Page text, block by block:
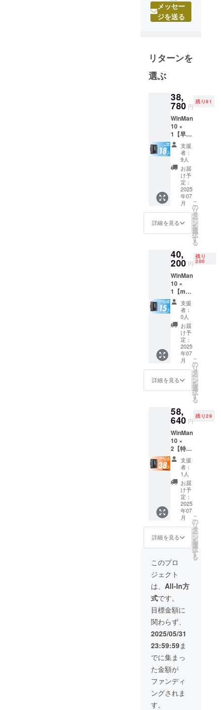
出身。10年
間メーカー
ち、2020年
に独立し、
「本当に良
誠実に届け
る」を信条
にコージー
合同会社を
立ち上げま
した。
日々、海外
メーカーと
のやり取り
や商品企画
を行いなが
ら、自社商
品や海外製
品の魅力
皆さんに
しっかりと
伝えること
を目指して
います。
メッセー
ジを送る
リターンを
選ぶ
38,
780 円
残り91
WinMan
10 ×
1【早割
18％OF
F】100
名限定
一般販
売予定
価格
47,300
円 →
38,780
円
（税・
送料
込）
容】
■WinMa
n10本体
× 1 ■リ
モコン
× 1 ■ク
リーニ
ングク
ロス × 4
■注水ボ
トル × 1
■ロープ
× 1 ■電
源アダ
プター
× 1 ■日
本語説
明書 × 1
※デザイ
様は変
更にな
る可能
性もご
ざいま
す。ご
了承く
ださ
い。 ※
割引率
は一般
販売予
定価格
に送料
を含む
合計金
額に対
す。 ※
状況、
使用部
材の供
給状
況、製
造工程
上の都
合等に
荷時期
が遅れ
る場合
があり
ます。
支援
者：
9人
お届
け予
定：
2025
年07
月
詳細を見る
こ
の
リ
タ
ー
ン
を
選
択
す
る
40,
200 円
残り
200
WinMan
10 ×
1【mac
hi-ya割
15％OF
F】200
名限定
一般販
売予定
価格
47,300
円 →
40,200
円
（税・
送料
【内
容】
■WinMa
n10本体
× 1 ■リ
モコン
× 1 ■ク
リーニ
ングク
ロス × 4
■注水ボ
トル × 1
■ロープ
× 1 ■電
源アダ
プター
× 1 ■日
明書 × 1
※デザイ
ン・仕
様は変
更にな
る可能
性もご
ざいま
す。ご
了承く
ださ
い。 ※
割引率
は一般
販売予
定価格
に送料
を含む
合計金
支援
者：
0人
お届
け予
定：
2025
年07
月
詳細を見る
こ
の
リ
タ
ー
ン
を
選
択
す
る
58,
640 円
残り29
WinMan
10 ×
2【特別
セット
割
38％OF
F】30名
限定 一
般販売
予定価
94,600
円 →
58,640
円
（税・
送料
込）
【内
容】
■WinMa
n10本体
× 2 ■リ
モコン
× 2 ■ク
リーニ
ングク
ロス × 8
■注水ボ
トル × 2
■ロープ
× 2 ■電
源アダ
プター
支援
者：
1人
お届
け予
定：
2025
年07
月
詳細を見る
こ
の
リ
タ
ー
ン
を
選
択
す
る
このプロ
ジェクト
は、 All-In方
式です。
目標金額に
関わらず、
2025/05/31
23:59:59ま
でに集まっ
た金額が
ファンディ
ングされま
す。